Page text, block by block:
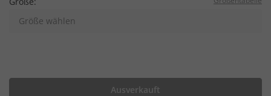
Größe wählen
Ausverkauft